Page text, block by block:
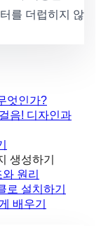
를 더럽히지 않
엇인가?
음! 디자인과
생성하기
원리
로 설치하기
배우기